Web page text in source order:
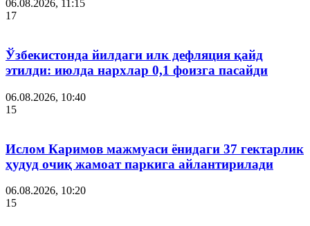
06.08.2026, 11:15
17
Ўзбекистонда йилдаги илк дефляция қайд
этилди: июлда нархлар 0,1 фоизга пасайди
06.08.2026, 10:40
15
Ислом Каримов мажмуаси ёнидаги 37 гектарлик
ҳудуд очиқ жамоат паркига айлантирилади
06.08.2026, 10:20
15